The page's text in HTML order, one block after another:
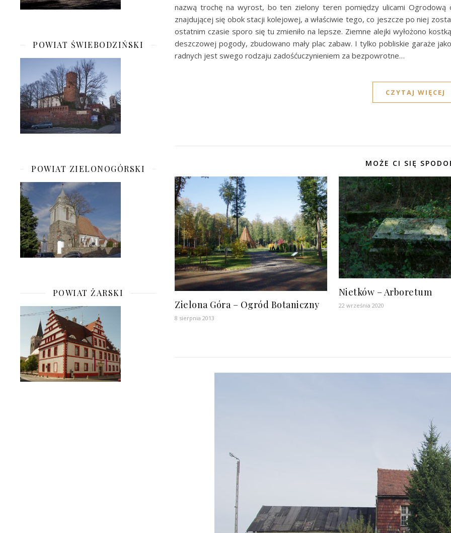
POWIAT ŚWIEBODZIŃSKI
POWIAT ZIELONOGÓRSKI
POWIAT ŻARSKI
nazwą trochę na wyrost, bo ten zielony teren pomiędzy ulicami Ogrodową
znajdującej się obok stacji kolejowej, a właściwie tego, co jeszcze po niej
ostatnim czasie sporo się tu zmieniło na lepsze. Ziemne alejki wyłożono
deszczowej pogody, zbudowano mały plac zabaw. I tylko pobliskie garaże
radnych jest swego rodzaju zadośćuczynieniem za bezpowrotne…
CZYTAJ WIĘCEJ
MOŻE CI SIĘ
Zielona Góra – Ogród Botaniczny
8 sierpnia 2013
Nietków – Arboretum
22 września 2020